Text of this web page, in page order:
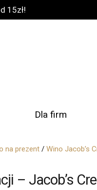
15zł!
Dla firm
na prezent / Wino Jacob’s
– Jacob’s